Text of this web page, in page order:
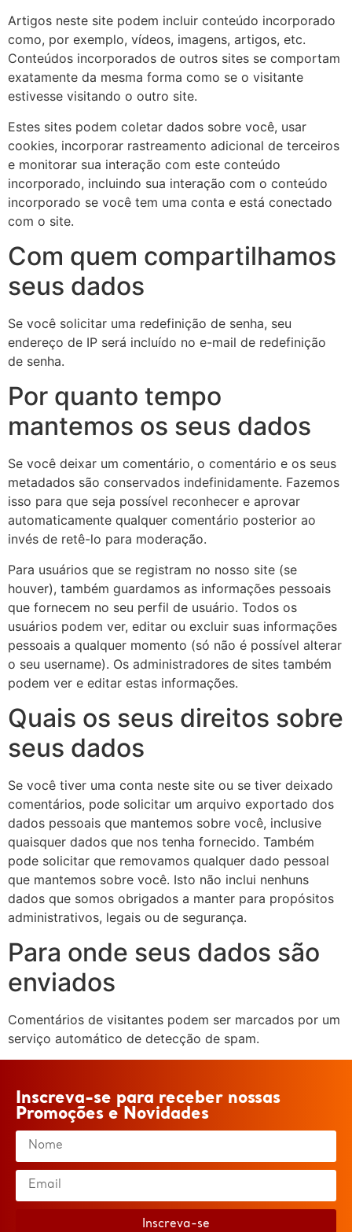
Artigos neste site podem incluir conteúdo incorporado
como, por exemplo, vídeos, imagens, artigos, etc.
Conteúdos incorporados de outros sites se comportam
exatamente da mesma forma como se o visitante
estivesse visitando o outro site.
Estes sites podem coletar dados sobre você, usar
cookies, incorporar rastreamento adicional de terceiros
e monitorar sua interação com este conteúdo
incorporado, incluindo sua interação com o conteúdo
incorporado se você tem uma conta e está conectado
com o site.
Com quem compartilhamos
seus dados
Se você solicitar uma redefinição de senha, seu
endereço de IP será incluído no e-mail de redefinição
de senha.
Por quanto tempo
mantemos os seus dados
Se você deixar um comentário, o comentário e os seus
metadados são conservados indefinidamente. Fazemos
isso para que seja possível reconhecer e aprovar
automaticamente qualquer comentário posterior ao
invés de retê-lo para moderação.
Para usuários que se registram no nosso site (se
houver), também guardamos as informações pessoais
que fornecem no seu perfil de usuário. Todos os
usuários podem ver, editar ou excluir suas informações
pessoais a qualquer momento (só não é possível alterar
o seu username). Os administradores de sites também
podem ver e editar estas informações.
Quais os seus direitos sobre
seus dados
Se você tiver uma conta neste site ou se tiver deixado
comentários, pode solicitar um arquivo exportado dos
dados pessoais que mantemos sobre você, inclusive
quaisquer dados que nos tenha fornecido. Também
pode solicitar que removamos qualquer dado pessoal
que mantemos sobre você. Isto não inclui nenhuns
dados que somos obrigados a manter para propósitos
administrativos, legais ou de segurança.
Para onde seus dados são
enviados
Comentários de visitantes podem ser marcados por um
serviço automático de detecção de spam.
Inscreva-se para receber nossas
Promoções e Novidades
Inscreva-se